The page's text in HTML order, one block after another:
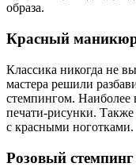
образа.
Красный маникюр
Классика никогда не
мастера решили
стемпингом. Наиболее
печати-рисунки. Также
с красными ноготками.
Розовый